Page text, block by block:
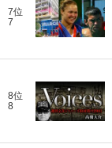
7位
7
8位
8